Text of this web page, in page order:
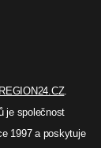
REGION24.CZ.
je společnost
1997 a poskytuje